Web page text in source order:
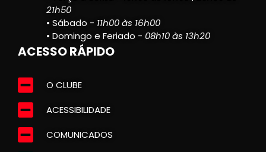
21h50
• Sábado - 11h00 às 16h00
• Domingo e Feriado - 08h10 às 13h20
ACESSO RÁPIDO
O CLUBE
ACESSIBILIDADE
COMUNICADOS